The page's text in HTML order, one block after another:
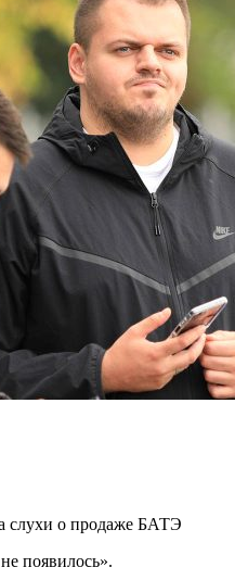
слухи о продаже БАТЭ
появилось».